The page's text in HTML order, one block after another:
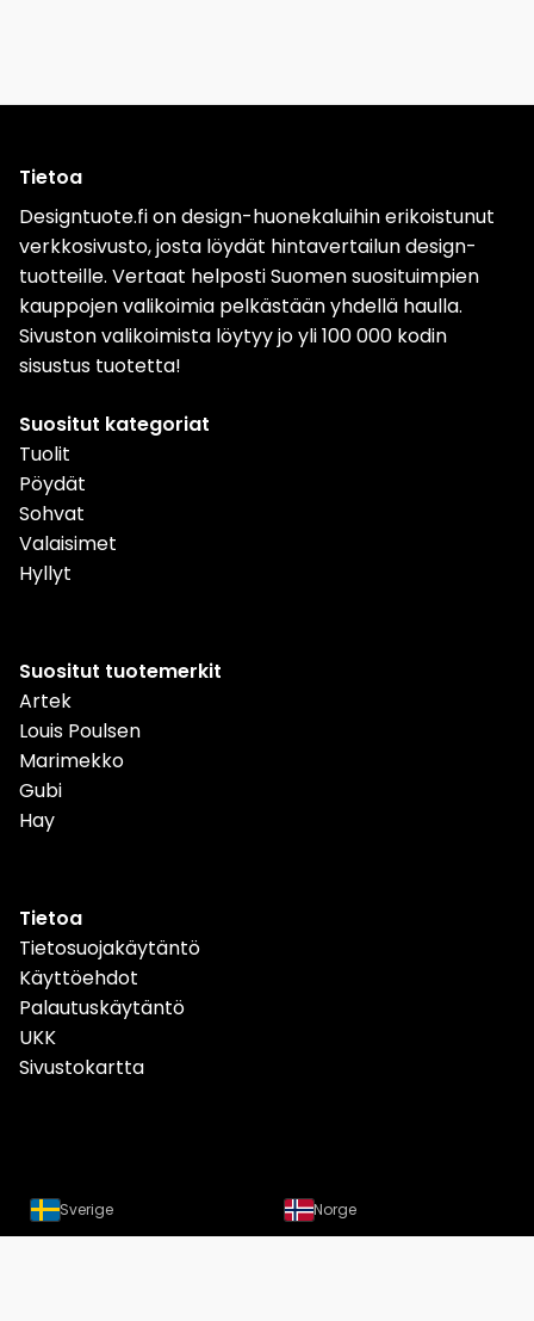
Tietoa
Designtuote.fi on design-huonekaluihin erikoistunut
verkkosivusto, josta löydät hintavertailun design-
tuotteille. Vertaat helposti Suomen suosituimpien
kauppojen valikoimia pelkästään yhdellä haulla.
Sivuston valikoimista löytyy jo yli 100 000 kodin
sisustus tuotetta!
Suositut kategoriat
Tuolit
Pöydät
Sohvat
Valaisimet
Hyllyt
Suositut tuotemerkit
Artek
Louis Poulsen
Marimekko
Gubi
Hay
Tietoa
Tietosuojakäytäntö
Käyttöehdot
Palautuskäytäntö
UKK
Sivustokartta
Sverige Norge